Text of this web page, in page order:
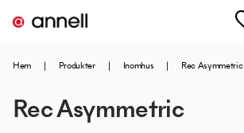
Hem | Produkter | Inomhus | Rec Asymmetric
Rec Asymmetric